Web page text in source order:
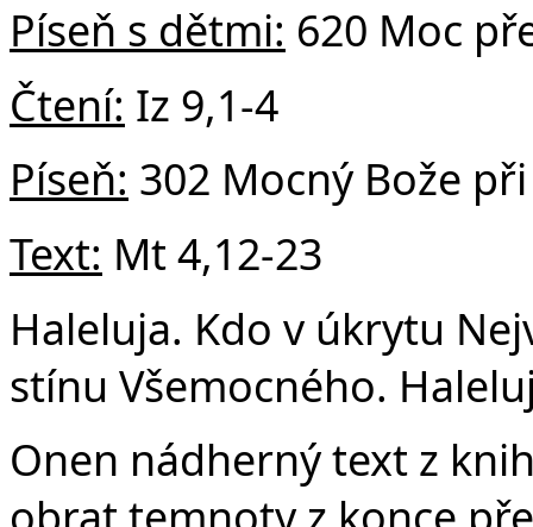
v
Píseň s dětmi: 620 Moc
Čtení: Iz 9,1-4
Píseň: 302 Mocný Bože
Text: Mt 4,12-23
Haleluja. Kdo v úkrytu
stínu Všemocného.
Onen nádherný text z